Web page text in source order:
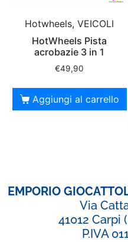
Hotwheels, VEICOLI
HotWheels Pista
acrobazie 3 in 1
€49,90
Aggiungi al carrello
EMPORIO
Via
41012 Carpi
P.IVA